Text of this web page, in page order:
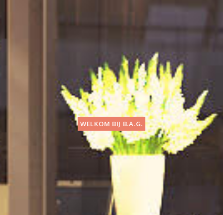
WELKOM BIJ B.A.G.